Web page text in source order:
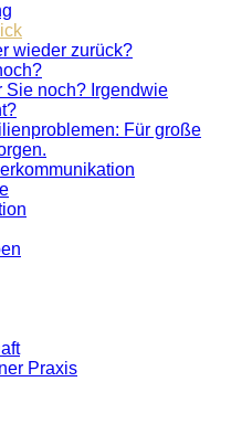
wieder zurück?
Sie noch? Irgendwie
Für große
Praxis